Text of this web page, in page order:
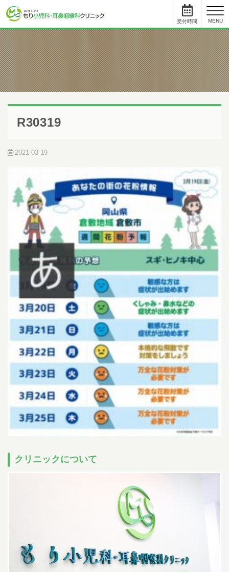
MENU
受付時間
と について
小児科
受付時間 月 火 水 木 金
土
09:00 - 11:45
● ● ● ● ●
12:45まで
15:30 - 17:45
● ● - ● ● -
耳鼻科
初めて受診をされる方は、受付終了時間の30分前までにご来院ください。
受付手続き、問診、検査に時間を要する場合があります。
順番予約した方も10人前には受付をお済ませください。
順番予約は午前中に午後の予約・受付はできません。
尾内医師によるアレルギー外来と予防接種・健診は完全予約です。前日ま
でに直接クリニックに電話をし、予約をとってください。
小児科午後の診療について
14:30~15:30までは予防注射、乳児健診の時間です。一般診療は
16:00~18:00となります。ただし、重症な方、緊急を要する方は診療さ
せていただきます。
尾内医師によるアレルギー外来と予防接種・健診は
完全予約です。前日までに直接クリニックに電話をし、予約をとってく
ださい
Web予約について
下記の時間の予約が可能です。
小児科
07:00-11:00 / 午後
（土曜日 /
07:00-12:00
耳鼻科
07:00-11:00 /
14:00-17:00
（土曜日 /
07:00-12:00
順番予約は午前中に午後の予約・受付はできません。
086-463-3387
予約はこちら
R30319
2021-03-19
クリニックについて